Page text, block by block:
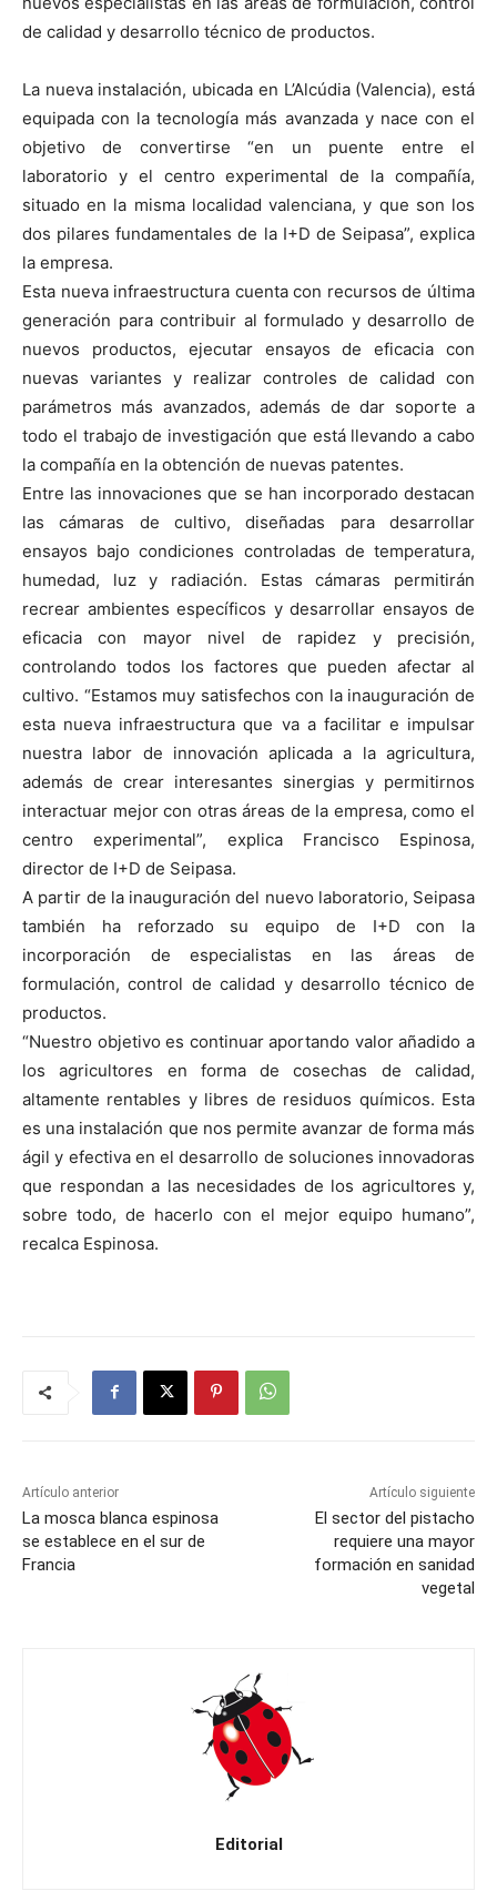
de calidad y desarrollo técnico de productos.
La nueva instalación, ubicada en L’Alcúdia (Valencia), está
equipada con la tecnología más avanzada y nace con el
objetivo de convertirse “en un puente entre el
laboratorio y el centro experimental de la compañía,
situado en la misma localidad valenciana, y que son los
dos pilares fundamentales de la I+D de Seipasa”, explica
la empresa.
Esta nueva infraestructura cuenta con recursos de última
generación para contribuir al formulado y desarrollo de
nuevos productos, ejecutar ensayos de eficacia con
nuevas variantes y realizar controles de calidad con
parámetros más avanzados, además de dar soporte a
todo el trabajo de investigación que está llevando a cabo
la compañía en la obtención de nuevas patentes.
Entre las innovaciones que se han incorporado destacan
las cámaras de cultivo, diseñadas para desarrollar
ensayos bajo condiciones controladas de temperatura,
humedad, luz y radiación. Estas cámaras permitirán
recrear ambientes específicos y desarrollar ensayos de
eficacia con mayor nivel de rapidez y precisión,
controlando todos los factores que pueden afectar al
cultivo. “Estamos muy satisfechos con la inauguración de
esta nueva infraestructura que va a facilitar e impulsar
nuestra labor de innovación aplicada a la agricultura,
además de crear interesantes sinergias y permitirnos
interactuar mejor con otras áreas de la empresa, como el
centro experimental”, explica Francisco Espinosa,
director de I+D de Seipasa.
A partir de la inauguración del nuevo laboratorio, Seipasa
también ha reforzado su equipo de I+D con la
incorporación de especialistas en las áreas de
formulación, control de calidad y desarrollo técnico de
productos.
“Nuestro objetivo es continuar aportando valor añadido a
los agricultores en forma de cosechas de calidad,
altamente rentables y libres de residuos químicos. Esta
es una instalación que nos permite avanzar de forma más
ágil y efectiva en el desarrollo de soluciones innovadoras
que respondan a las necesidades de los agricultores y,
sobre todo, de hacerlo con el mejor equipo humano”,
recalca Espinosa.
Artículo anterior
La mosca blanca espinosa
se establece en el sur de
Francia
Artículo siguiente
El sector del pistacho
requiere una mayor
formación en sanidad
vegetal
Editorial